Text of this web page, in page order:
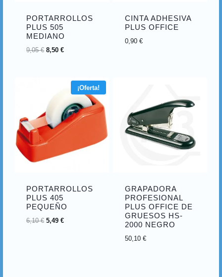
PORTARROLLOS
PLUS 505
MEDIANO
9,05€ 8,50€
CINTA ADHESIVA
PLUS OFFICE
0,90 €
¡Oferta!
PORTARROLLOS
PLUS 405
PEQUEÑO
6,10€ 5,49€
GRAPADORA
PROFESIONAL
PLUS OFFICE DE
GRUESOS HS-
2000 NEGRO
50,10 €